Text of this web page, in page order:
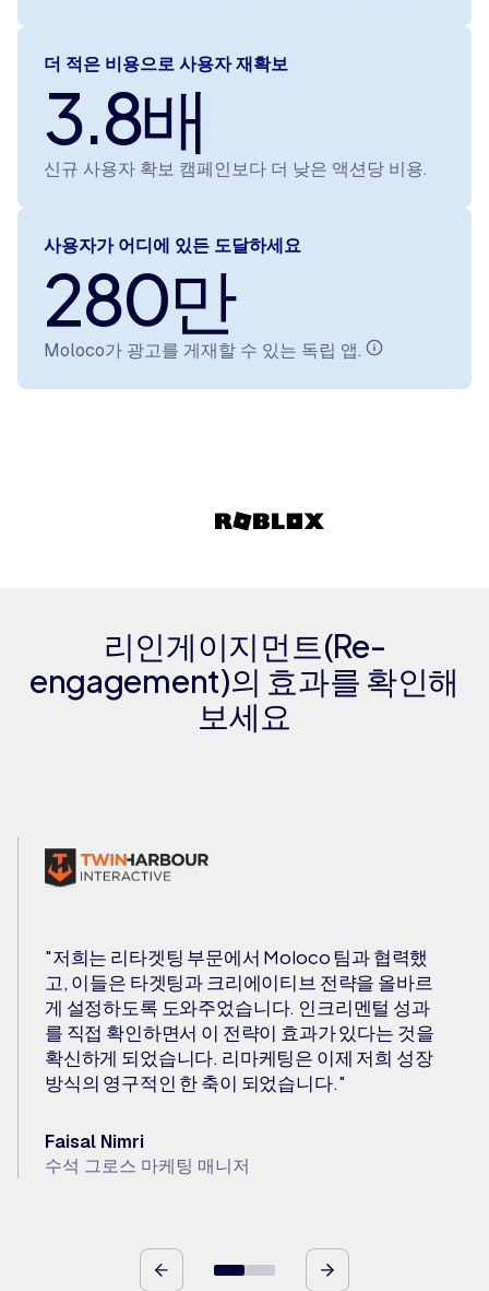
더 적은 비용으로 사용자 재확보
3.8배
신규 사용자 확보 캠페인보다 더 낮은 액션당 비용.
사용자가 어디에 있든 도달하세요
280만
Moloco가 광고를 게재할 수 있는 독립 앱.
리인게이지먼트(Re-
engagement)의 효과를 확인해
보세요
"저희는 리타겟팅 부문에서 Moloco 팀과 협력했
고, 이들은 타겟팅과 크리에이티브 전략을 올바르
게 설정하도록 도와주었습니다. 인크리멘털 성과
를 직접 확인하면서 이 전략이 효과가 있다는 것을
확신하게 되었습니다. 리마케팅은 이제 저희 성장
방식의 영구적인 한 축이 되었습니다."
Faisal Nimri
수석 그로스 마케팅 매니저